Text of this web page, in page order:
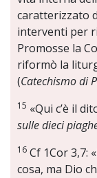
caratterizzato
interventi per
Promosse la
riformò la
(Catechismo di
15 «Qui c’è il
sulle dieci
16 Cf 1Cor 3,7:
cosa, ma Dio